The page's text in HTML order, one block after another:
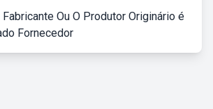
Ou O Produtor Originário é
Fornecedor